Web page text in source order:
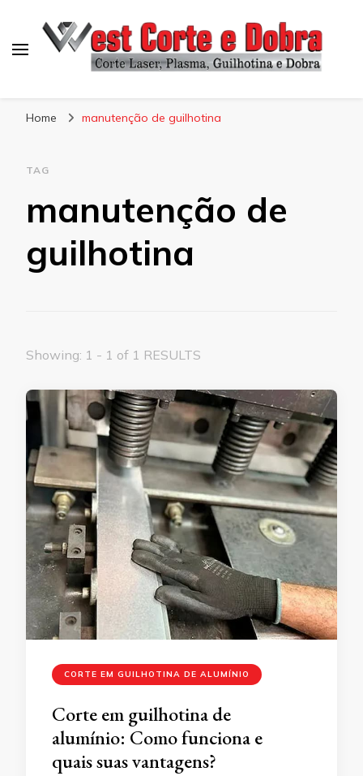
Home manutenção de guilhotina
TAG
manutenção de
guilhotina
Showing: 1 - 1 of 1 RESULTS
CORTE EM GUILHOTINA DE ALUMÍNIO
Corte em guilhotina de
alumínio: Como funciona e
quais suas vantagens?